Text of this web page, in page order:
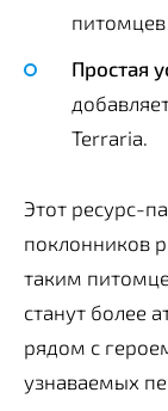
питомцев
Простая
Terraria.
Этот ресурс-
поклонников
таким
станут более
рядом с
узнаваемых